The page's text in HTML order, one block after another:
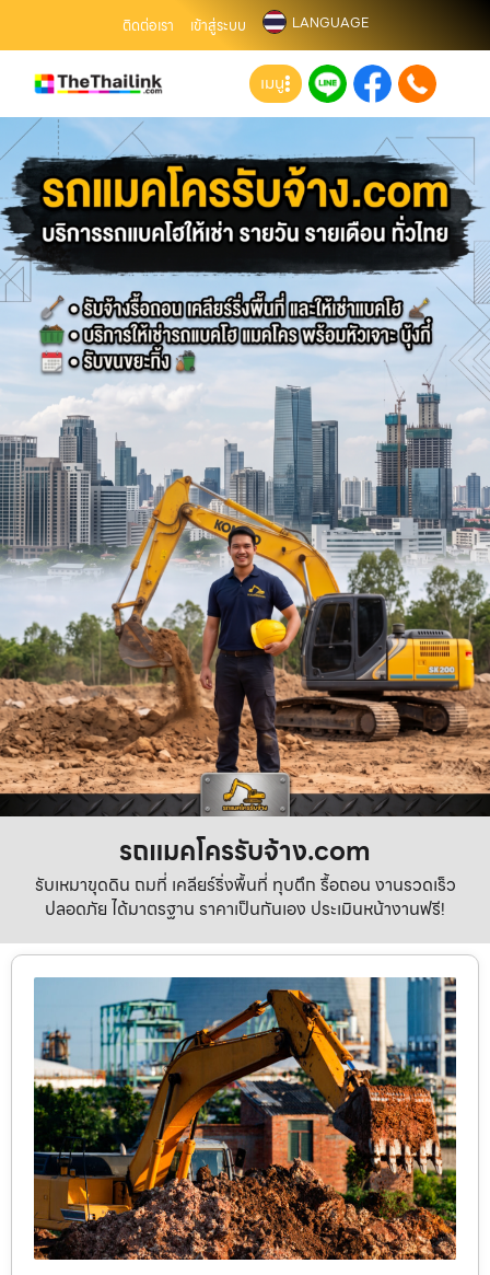
ติดต่อเรา เข้าสู่ระบบ LANGUAGE
เมนู
รถแมคโครรับจ้าง.com
รับเหมาขุดดิน ถมที่ เคลียร์ริ่งพื้นที่ ทุบตึก รื้อถอน งานรวดเร็ว
ปลอดภัย ได้มาตรฐาน ราคาเป็นกันเอง ประเมินหน้างานฟรี!